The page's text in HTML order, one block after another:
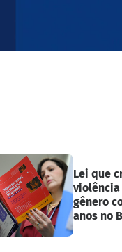
Lei que
gênero
anos no